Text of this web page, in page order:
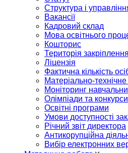
Структура і
Вакансії
Кадровий склад
Мова освітнього
Кошторис
Територія
Ліцензія
Фактична кількість
Матеріально-
Моніторинг
Олімпіади та конкурси
Освітні програми
Умови доступності
Річний звіт директора
Антикорупційна
Вибір електронних